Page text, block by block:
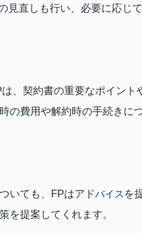
見直しも行い、必要に応じ
、契約書の重要なポイント
の費用や解約時の手続きに
いても、FPはアドバイス を
を提案してくれます。